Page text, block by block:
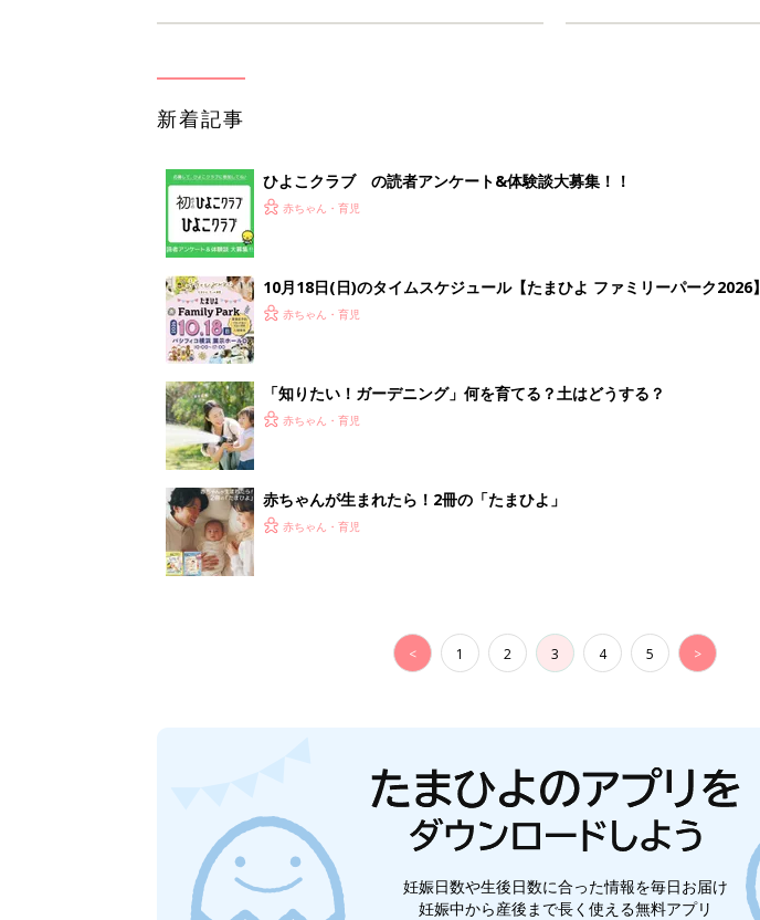
新着記事
ひよこクラブ の読者アンケート&体験談大募集！！
赤ちゃん・育児
10月18日(日)のタイムスケジュール【たまひよ ファミリーパーク2026】
赤ちゃん・育児
「知りたい！ガーデニング」何を育てる？土はどうする？
赤ちゃん・育児
赤ちゃんが生まれたら！2冊の「たまひよ」
赤ちゃん・育児
< 1 2 3 4 5 >
妊娠日数や生後日数に合った情報を毎日お届け
妊娠中から産後まで長く使える無料アプリ